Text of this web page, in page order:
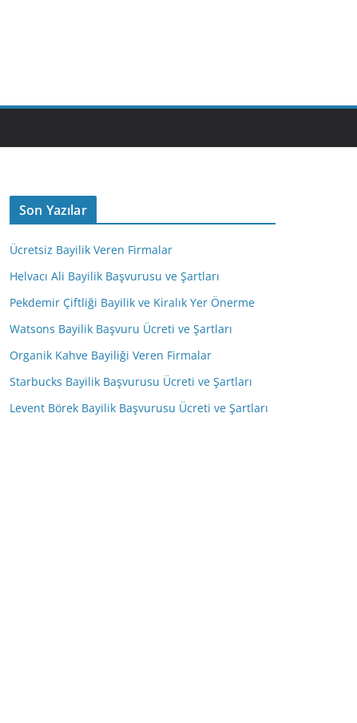
Son Yazılar
Ücretsiz Bayilik Veren Firmalar
Helvacı Ali Bayilik Başvurusu ve Şartları
Pekdemir Çiftliği Bayilik ve Kiralık Yer Önerme
Watsons Bayilik Başvuru Ücreti ve Şartları
Organik Kahve Bayiliği Veren Firmalar
Starbucks Bayilik Başvurusu Ücreti ve Şartları
Levent Börek Bayilik Başvurusu Ücreti ve Şartları